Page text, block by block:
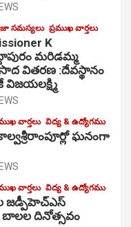
సమస్యలు ప్రముఖ వార్తలు
K
మరిడమ్మ
వితరణ :దేవస్థానం
విజయలక్ష్మి
వార్తలు విద్య & ఉద్యోగము
ఘనంగా
వార్తలు విద్య & ఉద్యోగము
జ‌డ్పీహెచ్ఎస్
దినోత్సవం